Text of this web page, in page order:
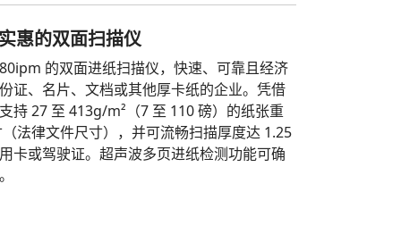
惠的双面扫描仪
的双面进纸扫描仪，快速、可靠且经济
证、名片、文档或其他厚卡纸的企业。凭借
持 27 至 413g/m²（7 至 110 磅）的纸张重
法律文件尺寸），并可流畅扫描厚度达 1.25
卡或驾驶证。超声波多页进纸检测功能可确